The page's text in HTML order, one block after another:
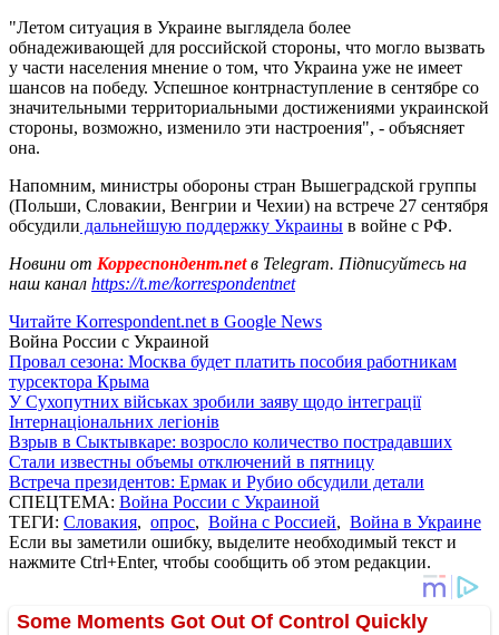
"Летом ситуация в Украине выглядела более
обнадеживающей для российской стороны, что могло вызвать
у части населения мнение о том, что Украина уже не имеет
шансов на победу. Успешное контрнаступление в сентябре со
значительными территориальными достижениями украинской
стороны, возможно, изменило эти настроения", - объясняет
она.
Напомним, министры обороны стран Вышеградской группы
(Польши, Словакии, Венгрии и Чехии) на встрече 27 сентября
обсудили дальнейшую поддержку Украины в войне с РФ.
Новини от Корреспондент.netв Telegram. Підписуйтесь на
наш канал https://t.me/korrespondentnet
Читайте Korrespondent.net в Google News
Война России с Украиной
Провал сезона: Москва будет платить пособия работникам
турсектора Крыма
У Сухопутних військах зробили заяву щодо інтеграції
Інтернаціональних легіонів
Взрыв в Сыктывкаре: возросло количество пострадавших
Стали известны объемы отключений в пятницу
Встреча президентов: Ермак и Рубио обсудили детали
СПЕЦТЕМА: Война России с Украиной
ТЕГИ: Словакия, опрос, Война с Россией, Война в Украине
Если вы заметили ошибку, выделите необходимый текст и
нажмите Ctrl+Enter, чтобы сообщить об этом редакции.